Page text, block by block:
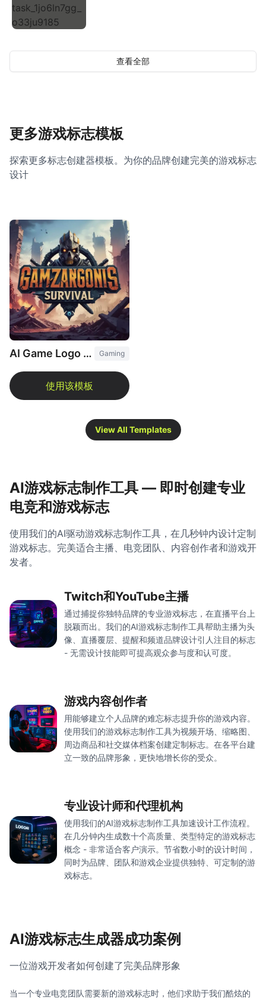
查看全部
更多游戏标志模板
探索更多标志创建器模板。为你的品牌创建完美的游戏标志
设计
AI Game Logo Maker Gaming
View All Templates
AI游戏标志制作工具 — 即时创建专业
电竞和游戏标志
使用我们的AI驱动游戏标志制作工具，在几秒钟内设计定制
游戏标志。完美适合主播、电竞团队、内容创作者和游戏开
发者。
Twitch和YouTube主播
通过捕捉你独特品牌的专业游戏标志，在直播平台上
脱颖而出。我们的AI游戏标志制作工具帮助主播为头
像、直播覆层、提醒和频道品牌设计引人注目的标志
- 无需设计技能即可提高观众参与度和认可度。
游戏内容创作者
用能够建立个人品牌的难忘标志提升你的游戏内容。
使用我们的游戏标志制作工具为视频开场、缩略图、
周边商品和社交媒体档案创建定制标志。在各平台建
立一致的品牌形象，更快地增长你的受众。
专业设计师和代理机构
使用我们的AI游戏标志制作工具加速设计工作流程。
在几分钟内生成数十个高质量、类型特定的游戏标志
概念 - 非常适合客户演示。节省数小时的设计时间，
同时为品牌、团队和游戏企业提供独特、可定制的游
戏标志。
AI游戏标志生成器成功案例
一位游戏开发者如何创建了完美品牌形象
当一个专业电竞团队需要新的游戏标志时，他们求助于我们酷炫的